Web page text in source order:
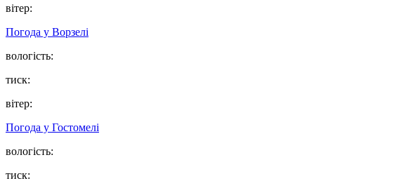
вітер:
Погода у Ворзелі
вологість:
тиск:
вітер:
Погода у Гостомелі
вологість:
тиск: